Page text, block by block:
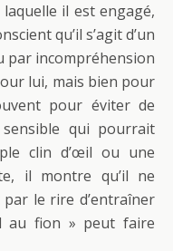
il est engagé,
qu’il s’agit d’un
par incompréhension
lui, mais bien pour
pour éviter de
sensible qui pourrait
clin d’œil ou une
il montre qu’il ne
le rire d’entraîner
au fion » peut faire